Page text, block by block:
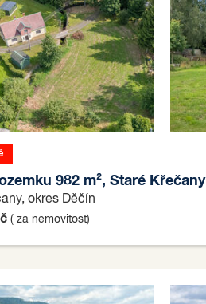
982 m², Staré Křečany
okres Děčín
( za nemovitost)